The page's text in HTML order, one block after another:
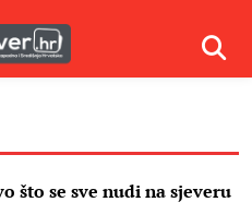
što se sve nudi na sjeveru